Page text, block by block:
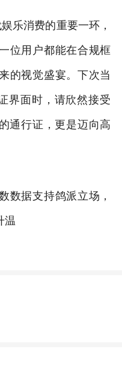
乐消费的重要一环，
位用户都能在合规框
的视觉盛宴。下次当
界面时，请欣然接受
通行证，更是迈向高
数据支持鸽派立场，
温